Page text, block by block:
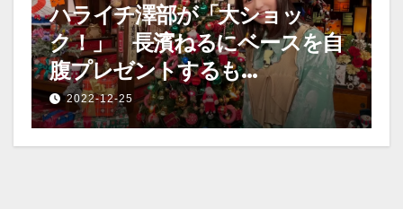
ハライチ澤部が「大ショッ
ク！」 長濱ねるにベースを自
腹プレゼントするも…
2022-12-25